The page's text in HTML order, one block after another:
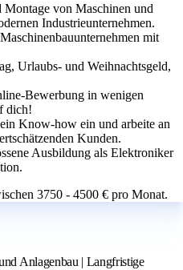
Montage von Maschinen und
Industrieunternehmen.
mit
Urlaubs- und Weihnachtsgeld,
Bewerbung in wenigen
dich!
Know-how ein und arbeite an
Kunden.
Ausbildung als Elektroniker
3750 - 4500 € pro Monat.
Anlagenbau | Langfristige